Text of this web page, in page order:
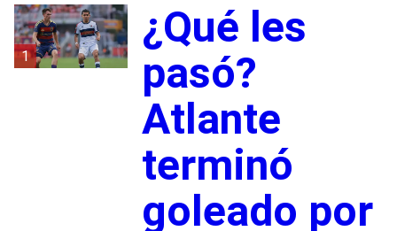
1
¿Qué les
pasó?
Atlante
terminó
goleado por